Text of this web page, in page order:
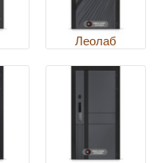
Леолаб